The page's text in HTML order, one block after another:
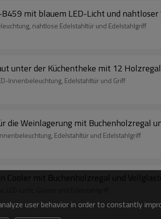
mit blauem LED-Licht und nahtloser
nahtlose Edelstahltür und Edelstahlgriff
unter der Küchentheke mit 12
Innenbeleuchtung, Edelstahltür und Griff
Weinlagerung mit Buchenholzregal
Edelstahltür und Edelstahlgriff
Cooler mit Buchenholzregal und
Licht, Glastür und Edelstahlgriff
user behavior in order to constantly